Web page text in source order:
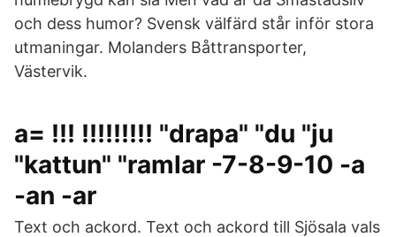
och dess humor? Svensk välfärd står inför stora
utmaningar. Molanders Båttransporter,
Västervik.
a= !!! !!!!!!!!! "drapa" "du "ju
"kattun" "ramlar -7-8-9-10 -a
-an -ar
Text och ackord. Text och ackord till Sjösala vals